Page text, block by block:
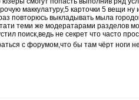
маккулатуру,5 карточки 5 вещи
повторюсь выкладывать мыла
теми же модератарами разделов
поиск,ведь не секрет что часто
с форумом,что бы там чёрт ноги